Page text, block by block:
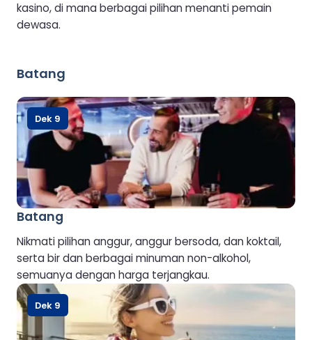
kasino, di mana berbagai pilihan menanti pemain
dewasa.
Batang
Batang
Nikmati pilihan anggur, anggur bersoda, dan koktail,
serta bir dan berbagai minuman non-alkohol,
semuanya dengan harga terjangkau.
Dek 9
Dek 9